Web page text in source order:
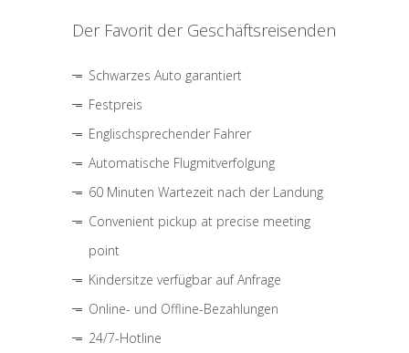
Der Favorit der Geschäftsreisenden
Schwarzes Auto garantiert
Festpreis
Englischsprechender Fahrer
Automatische Flugmitverfolgung
60 Minuten Wartezeit nach der Landung
Convenient pickup at precise meeting
point
Kindersitze verfügbar auf Anfrage
Online- und Offline-Bezahlungen
24/7-Hotline